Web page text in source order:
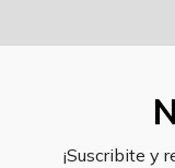
¡Suscribite y